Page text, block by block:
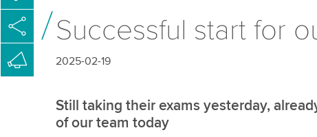
Successful start for
2025-02-19
Still taking their exams yesterday,
of our team today